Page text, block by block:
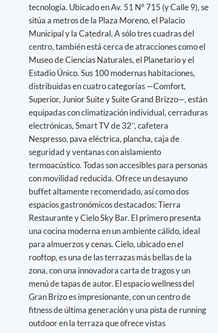
tecnología. Ubicado en Av. 51 N° 715 (y Calle 9), se
sitúa a metros de la Plaza Moreno, el Palacio
Municipal y la Catedral. A sólo tres cuadras del
centro, también está cerca de atracciones como el
Museo de Ciencias Naturales, el Planetario y el
Estadio Único. Sus 100 modernas habitaciones,
distribuidas en cuatro categorías —Comfort,
Superior, Junior Suite y Suite Grand Brizzo—, están
equipadas con climatización individual, cerraduras
electrónicas, Smart TV de 32’’, cafetera
Nespresso, pava eléctrica, plancha, caja de
seguridad y ventanas con aislamiento
termoacústico. Todas son accesibles para personas
con movilidad reducida. Ofrece un desayuno
buffet altamente recomendado, así como dos
espacios gastronómicos destacados: Tierra
Restaurante y Cielo Sky Bar. El primero presenta
una cocina moderna en un ambiente cálido, ideal
para almuerzos y cenas. Cielo, ubicado en el
rooftop, es una de las terrazas más bellas de la
zona, con una innovadora carta de tragos y un
menú de tapas de autor. El espacio wellness del
Gran Brizo es impresionante, con un centro de
fitness de última generación y una pista de running
outdoor en la terraza que ofrece vistas